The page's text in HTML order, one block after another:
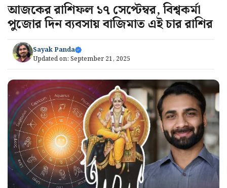
আজকের রাশিফল ১৭ সেপ্টেম্বর, বিশ্বকর্মা
পুজোর দিন ব্যবসায় বাজিমাত এই চার রাশির
Sayak Panda
Updated on: September 21, 2025